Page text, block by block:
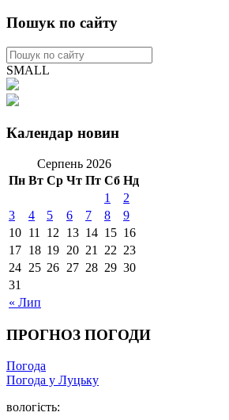
Пошук по сайту
SMALL
Календар новин
Серпень 2026
Пн Вт Ср Чт Пт Сб Нд
« Лип
1
2
3
4 5 6 7 8
9
10 11 12 13 14 15 16
17 18 19 20 21 22 23
24 25 26 27 28 29 30
31
ПРОГНОЗ ПОГОДИ
Погода
Погода у Луцьку
вологість: